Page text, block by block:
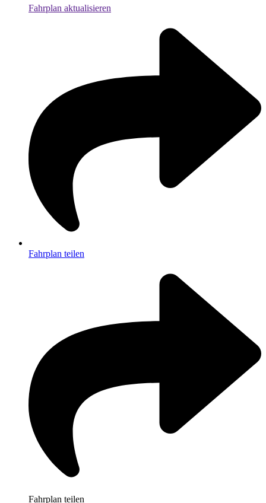
Fahrplan aktualisieren
Fahrplan teilen
Fahrplan teilen